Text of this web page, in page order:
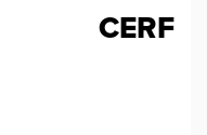
CERF